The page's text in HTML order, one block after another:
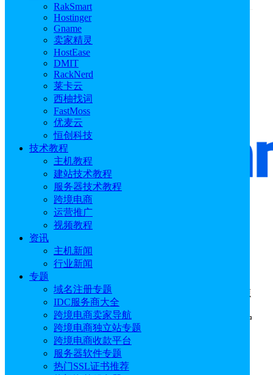
RakSmart
Hostinger
Gname
卖家精灵
HostEase
DMIT
RackNerd
莱卡云
西柚找词
FastMoss
优麦云
恒创科技
技术教程
主机教程
建站技术教程
服务器技术教程
跨境电商
运营推广
视频教程
资讯
主机新闻
行业新闻
专题
域名注册专题
IDC服务商大全
跨境电商卖家导航
跨境电商独立站专题
跨境电商收款平台
服务器软件专题
热门SSL证书推荐
1Panel是杭州飞致云信息科技有限公司开发的开源
服务器管理工具，支持通过Web浏览器实现Linux服务
器运维管理。它提供了一个直观的Web界面，帮助用户
轻松管理Linux服务器中的应用、网站、文件、数据库
以及大语言模型等。